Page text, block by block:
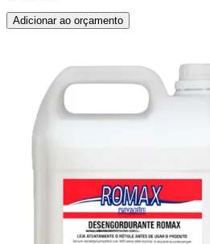
Adicionar ao orçamento